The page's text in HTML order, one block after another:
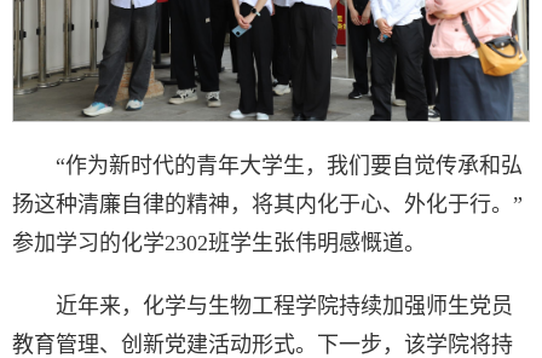
“作为新时代的青年大学生，我们要自觉传承和弘
扬这种清廉自律的精神，将其内化于心、外化于行。”
参加学习的化学2302班学生张伟明感慨道。
近年来，化学与生物工程学院持续加强师生党员
教育管理、创新党建活动形式。下一步，该学院将持